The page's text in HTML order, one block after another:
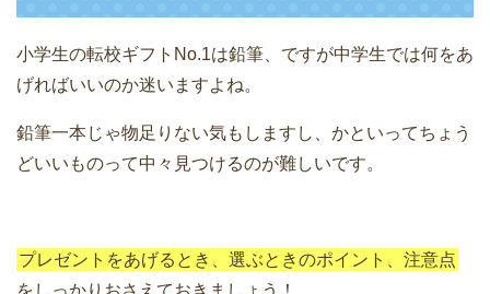
小学生の転校ギフトNo.1は鉛筆、ですが中学生では何をあ
げればいいのか迷いますよね。
鉛筆一本じゃ物足りない気もしますし、かといってちょう
どいいものって中々見つけるのが難しいです。
プレゼントをあげるとき、選ぶときのポイント、注意点